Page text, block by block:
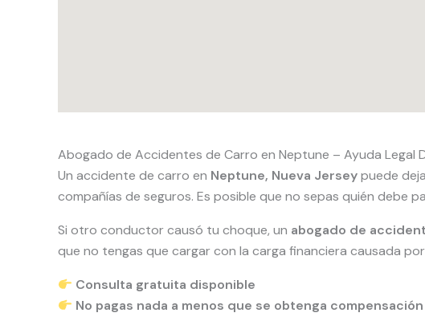
Abogado de Accidentes de Carro en Neptune – Ayuda Legal
Un accidente de carro en Neptune, Nueva Jerseypuede
compañías de seguros. Es posible que no sepas quién debe
Si otro conductor causó tu choque, un abogado de
que no tengas que cargar con la carga financiera causada
Consulta gratuita disponible
No pagas nada a menos que se obtenga compensación